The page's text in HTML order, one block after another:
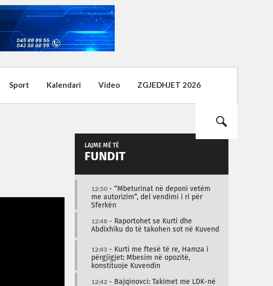
Sport Kalendari Video ZGJEDHJET 2026
LAJME MË TË
FUNDIT
12:50- “Mbeturinat në deponi vetëm
me autorizim”, del vendimi i ri për
Sferkën
12:48 - Raportohet se Kurti dhe
Abdixhiku do të takohen sot në Kuvend
12:43 - Kurti me ftesë të re, Hamza i
përgjigjet: Mbesim në opozitë,
konstituoje Kuvendin
12:42 - Bajqinovci: Takimet me LDK-në